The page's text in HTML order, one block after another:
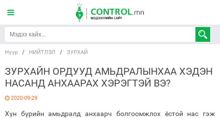
Нүүр / НИЙТЛЭЛ / ЗУРХАЙ
ЗУРХАЙН ОРДУУД АМЬДРАЛЫНХАА ХЭДЭН
НАСАНД АНХААРАХ ХЭРЭГТЭЙ ВЭ?
2020-09-29
Хүн бүрийн амьдралд анхаарч болгоомжлох ёстой нас гэж